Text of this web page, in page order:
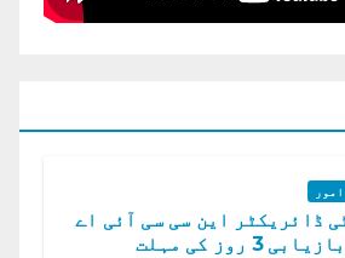
ڈائریکٹر این سی سی آئی اے
3 روز کی مہلت